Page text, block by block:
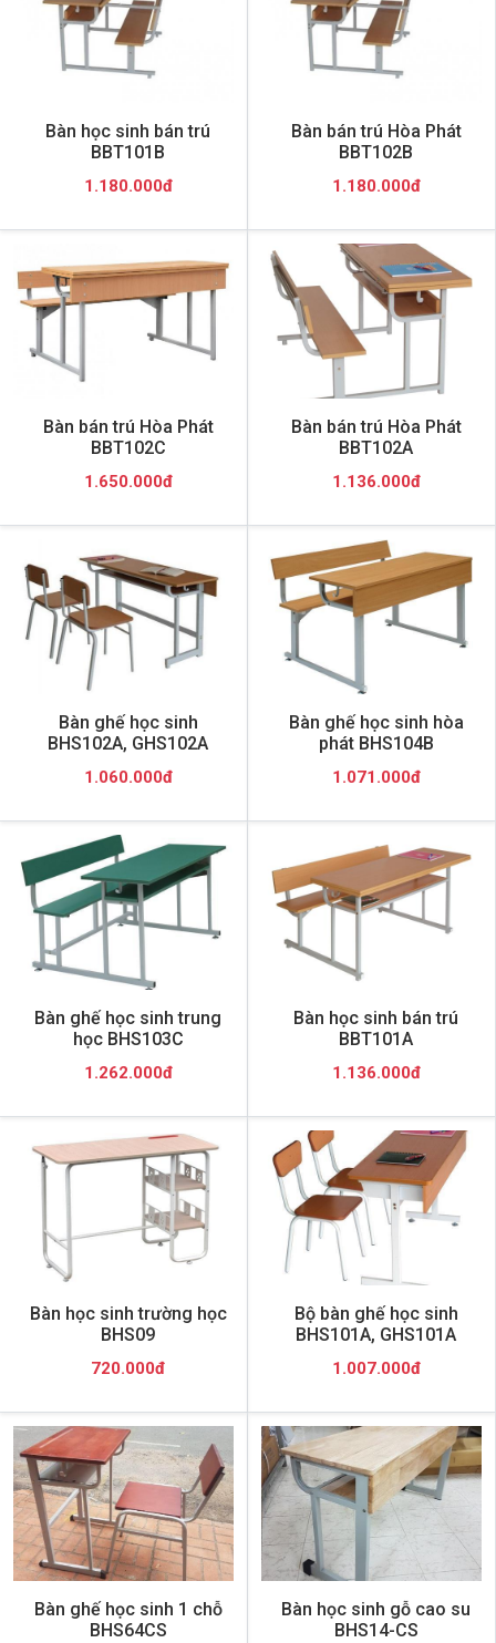
Bàn học sinh bán trú
BBT101B
1.180.000đ
Bàn bán trú Hòa Phát
BBT102B
1.180.000đ
Bàn bán trú Hòa Phát
BBT102C
1.650.000đ
Bàn bán trú Hòa Phát
BBT102A
1.136.000đ
Bàn ghế học sinh
BHS102A, GHS102A
1.060.000đ
Bàn ghế học sinh hòa
phát BHS104B
1.071.000đ
Bàn ghế học sinh trung
học BHS103C
1.262.000đ
Bàn học sinh bán trú
BBT101A
1.136.000đ
Bàn học sinh trường học
BHS09
720.000đ
Bộ bàn ghế học sinh
BHS101A, GHS101A
1.007.000đ
Bàn ghế học sinh 1 chỗ
BHS64CS
Bàn học sinh gỗ cao su
BHS14-CS